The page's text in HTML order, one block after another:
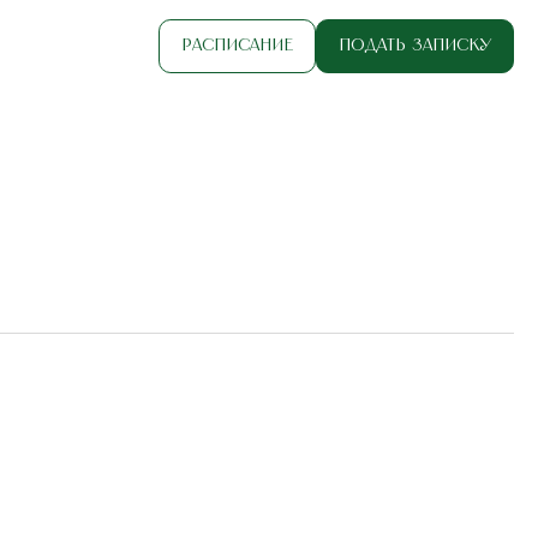
Расписание Подать записку